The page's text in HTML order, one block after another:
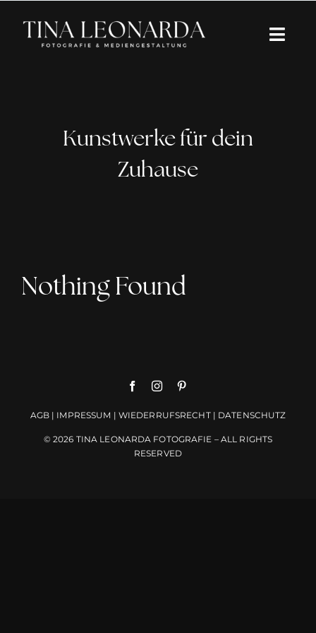
Inhalt
springen
Kreative Begleitung
Kunstwerke für dein
Zuhause
Nothing Found
© 2026 TINA LEONARDA FOTOGRAFIE – ALL RIGHTS
RESERVED
AGB | IMPRESSUM | WIEDERRUFSRECHT | DATENSCHUTZ